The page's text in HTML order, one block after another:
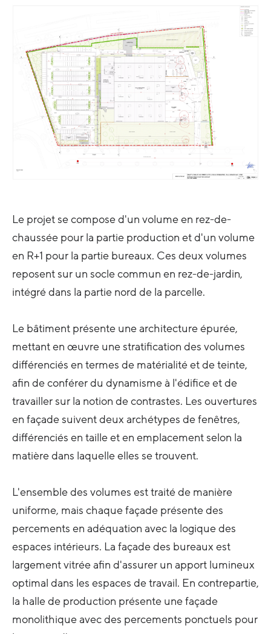
Le projet se compose d'un volume en rez-de-
chaussée pour la partie production et d'un volume
en R+1 pour la partie bureaux. Ces deux volumes
reposent sur un socle commun en rez-de-jardin,
intégré dans la partie nord de la parcelle.
Le bâtiment présente une architecture épurée,
mettant en œuvre une stratification des volumes
différenciés en termes de matérialité et de teinte,
afin de conférer du dynamisme à l'édifice et de
travailler sur la notion de contrastes. Les ouvertures
en façade suivent deux archétypes de fenêtres,
différenciés en taille et en emplacement selon la
matière dans laquelle elles se trouvent.
L'ensemble des volumes est traité de manière
uniforme, mais chaque façade présente des
percements en adéquation avec la logique des
espaces intérieurs. La façade des bureaux est
largement vitrée afin d'assurer un apport lumineux
optimal dans les espaces de travail. En contrepartie,
la halle de production présente une façade
monolithique avec des percements ponctuels pour